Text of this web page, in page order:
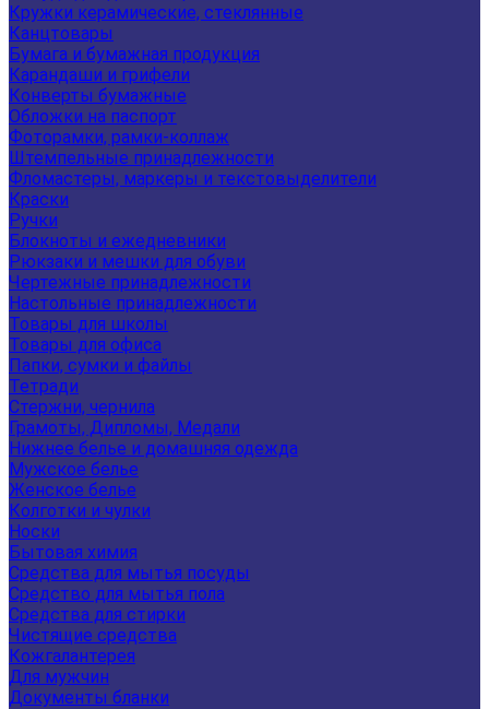
Кружки керамические, стеклянные
Канцтовары
Бумага и бумажная продукция
Карандаши и грифели
Конверты бумажные
Обложки на паспорт
Фоторамки, рамки-коллаж
Штемпельные принадлежности
Фломастеры, маркеры и текстовыделители
Краски
Ручки
Блокноты и ежедневники
Рюкзаки и мешки для обуви
Чертежные принадлежности
Настольные принадлежности
Товары для школы
Товары для офиса
Папки, сумки и файлы
Тетради
Стержни, чернила
Грамоты, Дипломы, Медали
Нижнее белье и домашняя одежда
Мужское белье
Женское белье
Колготки и чулки
Носки
Бытовая химия
Средства для мытья посуды
Средство для мытья пола
Средства для стирки
Чистящие средства
Кожгалантерея
Для мужчин
Документы бланки